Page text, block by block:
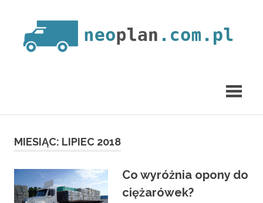
content
MIESIĄC: LIPIEC 2018
Co wyróżnia opony do
ciężarówek?